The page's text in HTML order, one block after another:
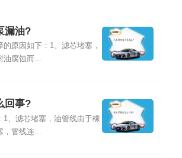
漏油?
原因如下：1、滤芯堵塞，
油腐蚀而...
回事?
1、滤芯堵塞，油管线由于橡
管线连...